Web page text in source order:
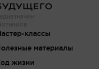
классы
материалы
жизни